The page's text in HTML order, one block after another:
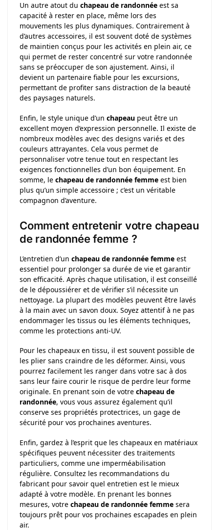
Un autre atout du chapeau de randonnée est sa
capacité à rester en place, même lors des
mouvements les plus dynamiques. Contrairement à
d’autres accessoires, il est souvent doté de systèmes
de maintien conçus pour les activités en plein air, ce
qui permet de rester concentré sur votre randonnée
sans se préoccuper de son ajustement. Ainsi, il
devient un partenaire fiable pour les excursions,
permettant de profiter sans distraction de la beauté
des paysages naturels.
Enfin, le style unique d’un chapeau peut être un
excellent moyen d’expression personnelle. Il existe de
nombreux modèles avec des designs variés et des
couleurs attrayantes. Cela vous permet de
personnaliser votre tenue tout en respectant les
exigences fonctionnelles d’un bon équipement. En
somme, le chapeau de randonnée femme est bien
plus qu’un simple accessoire ; c’est un véritable
compagnon d’aventure.
Comment entretenir votre chapeau
de randonnée femme ?
L’entretien d’un chapeau de randonnée femme est
essentiel pour prolonger sa durée de vie et garantir
son efficacité. Après chaque utilisation, il est conseillé
de le dépoussiérer et de vérifier s’il nécessite un
nettoyage. La plupart des modèles peuvent être lavés
à la main avec un savon doux. Soyez attentif à ne pas
endommager les tissus ou les éléments techniques,
comme les protections anti-UV.
Pour les chapeaux en tissu, il est souvent possible de
les plier sans craindre de les déformer. Ainsi, vous
pourrez facilement les ranger dans votre sac à dos
sans leur faire courir le risque de perdre leur forme
originale. En prenant soin de votre chapeau de
randonnée, vous vous assurez également qu’il
conserve ses propriétés protectrices, un gage de
sécurité pour vos prochaines aventures.
Enfin, gardez à l’esprit que les chapeaux en matériaux
spécifiques peuvent nécessiter des traitements
particuliers, comme une imperméabilisation
régulière. Consultez les recommandations du
fabricant pour savoir quel entretien est le mieux
adapté à votre modèle. En prenant les bonnes
mesures, votre chapeau de randonnée femme sera
toujours prêt pour vos prochaines escapades en plein
air.